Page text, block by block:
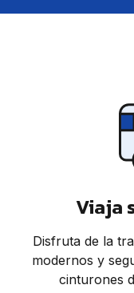
Viaja
Disfruta de la
modernos y
cinturones